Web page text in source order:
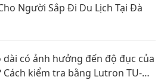
Người Sắp Đi Du Lịch Tại Đà
dài có ảnh hưởng đến độ đục của
kiểm tra bằng Lutron TU-